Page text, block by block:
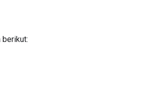
berikut: